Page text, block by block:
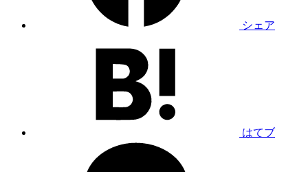
シェア
はてブ